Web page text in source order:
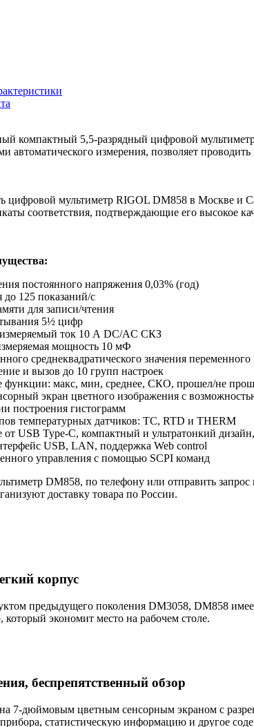
компактный 5,5-разрядный цифровой
измерения, позволяет
цифровой мультиметр RIGOL DM858 в Москве и
соответствия, подтверждающие его высокое
постоянного напряжения 0,03% (год)
до 125 показаний/с
для записи/чтения
5½ цифр
ток 10 А DC/AC СКЗ
мощность 10 мФ
среднеквадратического значения
и вызов до 10 групп настроек
функции: макс, мин, среднее, СКО, прошел/не
экран цветного изображения с
построения гистограмм
температурных датчиков: TC, RTD и THERM
от USB Type-C, компактный и ультратонкий
USB, LAN, поддержка Web control
управления с помощью SCPI команд
DM858, по телефону или отправить
доставку товара по России.
корпус
предыдущего поколения DM3058, DM858
экономит место на рабочем столе.
беспрепятственный обзор
7-дюймовым цветным сенсорным экраном с
прибора, статистическую информацию и другое